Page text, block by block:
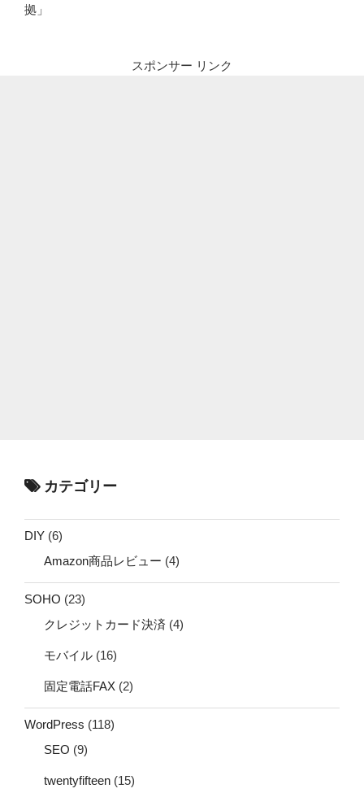
拠」
スポンサー リンク
カテゴリー
DIY (6)
Amazon商品レビュー (4)
SOHO (23)
クレジットカード決済 (4)
モバイル (16)
固定電話FAX (2)
WordPress (118)
SEO (9)
twentyfifteen (15)